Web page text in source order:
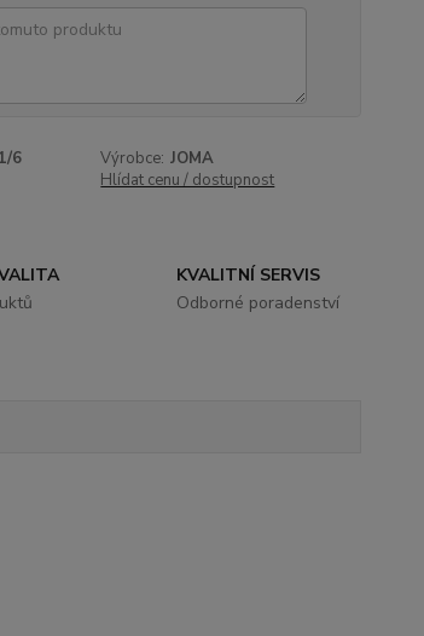
6 Výrobce: JOMA
Hlídat cenu / dostupnost
KVALITNÍ SERVIS
Odborné poradenství